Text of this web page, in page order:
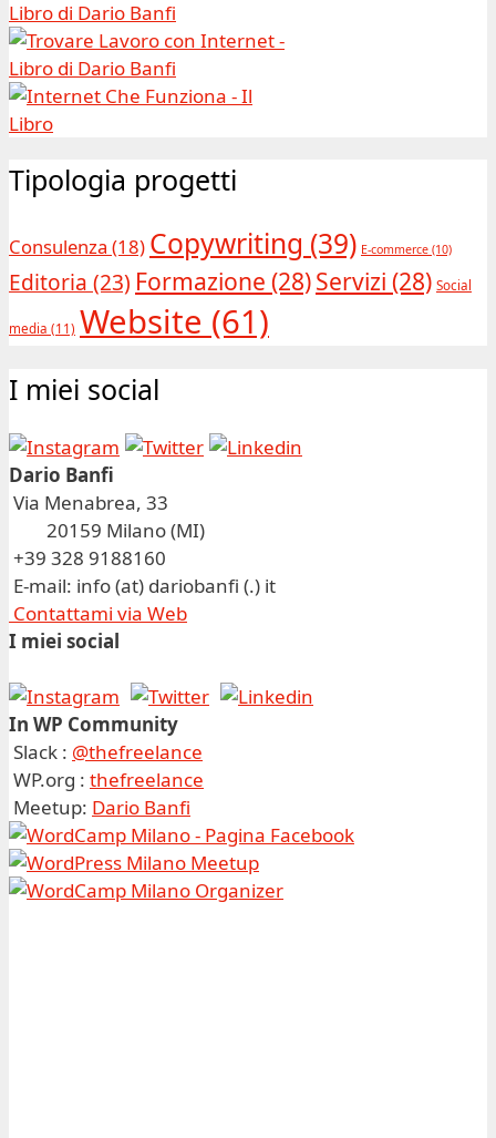
Tipologia progetti
Consulenza (18) Copywriting (39) E-commerce (10)
Editoria (23) Formazione (28)Servizi (28) Social
media (11) Website (61)
I miei social
Dario Banfi
Via Menabrea, 33
20159 Milano (MI)
+39 328 9188160
E-mail: info (at) dariobanfi (.) it
Contattami via Web
I miei social
In WP Community
Slack : @thefreelance
WP.org : thefreelance
Meetup: Dario Banfi